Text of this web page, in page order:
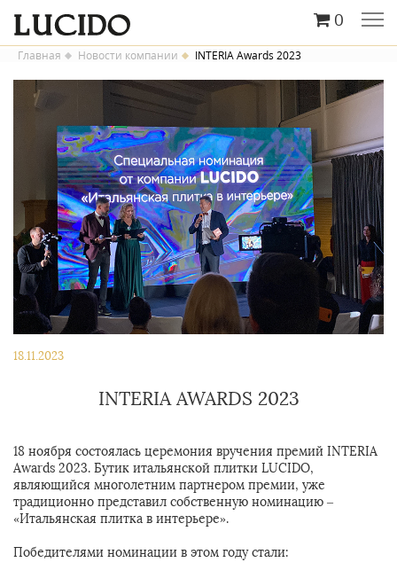
0
Главная Новости компании INTERIA Awards 2023
18.11.2023
INTERIA AWARDS 2023
18 ноября состоялась церемония вручения премий INTERIA
Awards 2023. Бутик итальянской плитки LUCIDO,
являющийся многолетним партнером премии, уже
традиционно представил собственную номинацию –
«Итальянская плитка в интерьере».
Победителями номинации в этом году стали: